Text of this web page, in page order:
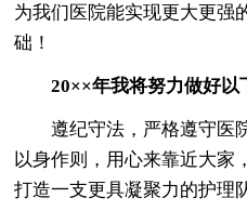
为我们医院能实现更大更强
础！
20××年我将努力做好以
遵纪守法，严格遵守医院
以身作则，用心来靠近大家
打造一支更具凝聚力的护理